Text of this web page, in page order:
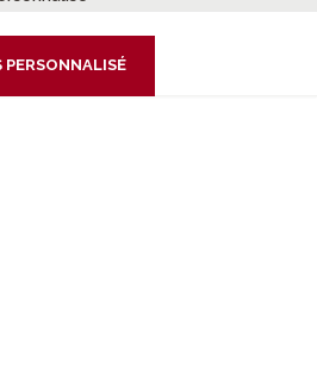
PERSONNALISÉ